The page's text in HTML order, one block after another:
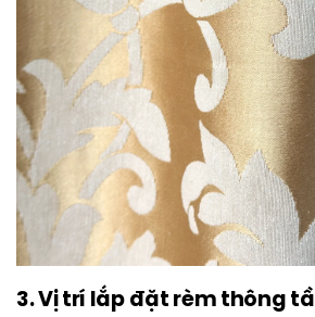
3. Vị trí lắp đặt rèm thông